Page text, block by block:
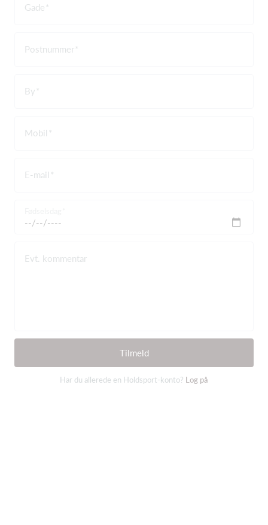
Gade
Postnummer
By
Mobil
E-mail
Evt. kommentar
Tilmeld
Har du allerede en Holdsport-konto? Log på